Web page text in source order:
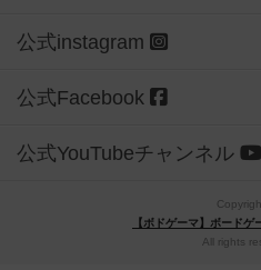
公式instagram
公式Facebook
公式YouTubeチャンネル
【ボドゲーマ】ボードゲ
All rights